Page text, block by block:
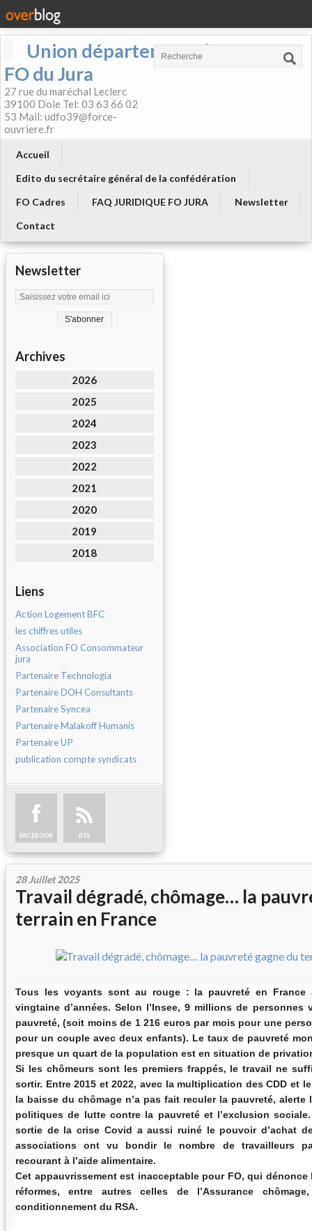
Union départementale
FO du Jura
27 rue du maréchal Leclerc
39100 Dole Tel: 03 63 66 02
53 Mail: udfo39@force-
ouvriere.fr
Accueil
Edito du secrétaire général de la confédération
FO Cadres
FAQ JURIDIQUE FO JURA
Newsletter
Contact
Newsletter
Archives
2026
2025
2024
2023
2022
2021
2020
2019
2018
Liens
Action Logement BFC
les chiffres utiles
Association FO Consommateur
jura
Partenaire Technologia
Partenaire DOH Consultants
Partenaire Syncea
Partenaire Malakoff Humanis
Partenaire UP
publication compte syndicats
FACEBOOK RSS
28 Juillet 2025
Travail dégradé, chômage… la
terrain en France
Tous les voyants sont au rouge : la pauvreté en France
vingtaine d’années. Selon l’Insee, 9 millions de
pauvreté, (soit moins de 1 216 euros par mois pour une
pour un couple avec deux enfants). Le taux de pauvreté
presque un quart de la population est en situation de
Si les chômeurs sont les premiers frappés, le travail ne
sortir. Entre 2015 et 2022, avec la multiplication des CDD et
la baisse du chômage n’a pas fait reculer la pauvreté,
politiques de lutte contre la pauvreté et l’exclusion
sortie de la crise Covid a aussi ruiné le pouvoir d’achat
associations ont vu bondir le nombre de travailleurs
recourant à l’aide alimentaire.
Cet appauvrissement est inacceptable pour FO, qui
réformes, entre autres celles de l’Assurance
conditionnement du RSA.